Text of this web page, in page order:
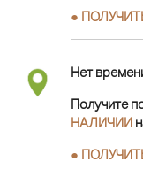
●
Нет
Получите
НАЛИЧИИ
●